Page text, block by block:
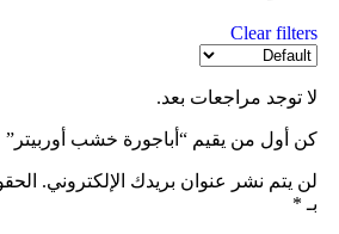
Clear filters
لا توجد مراجعات بعد.
كن أول من يقيم “أباجورة خشب أوربيتر”
لن يتم نشر عنوان بريدك الإلكتروني.
بـ *